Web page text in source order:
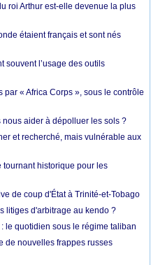
roi Arthur est-elle devenue la plus
étaient français et sont nés
souvent l’usage des outils
« Africa Corps », sous le contrôle
aider à dépolluer les sols ?
et recherché, mais vulnérable aux
tournant historique pour les
de coup d'État à Trinité-et-Tobago
litiges d'arbitrage au kendo ?
le quotidien sous le régime taliban
de nouvelles frappes russes